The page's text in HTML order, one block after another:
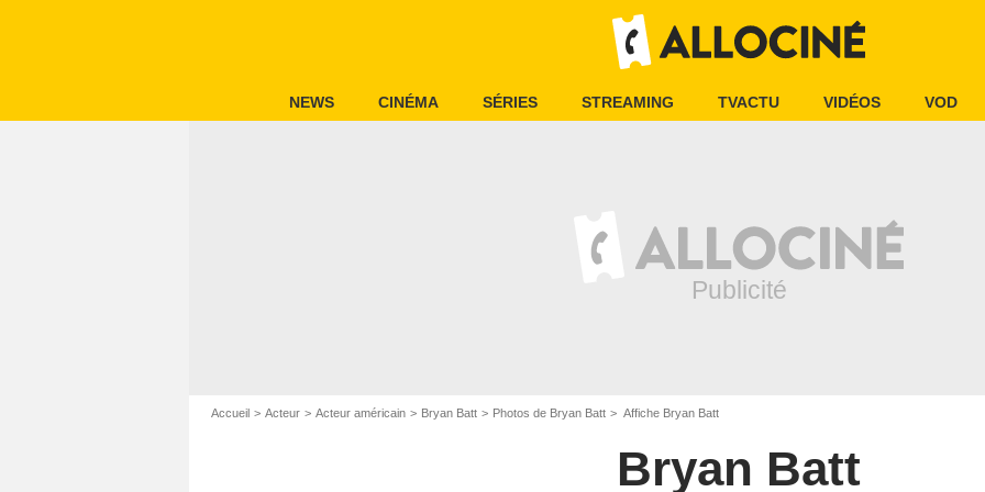
NEWS CINÉMA SÉRIES STREAMING TVACTU VIDÉOS VOD
Accueil Acteur Acteur américain Bryan Batt Photos de Bryan Batt Affiche Bryan Batt
Bryan Batt